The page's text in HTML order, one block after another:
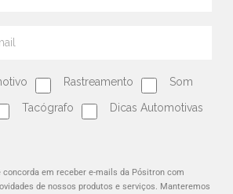
Rastreamento Som
Tacógrafo Dicas Automotivas
concorda em receber e-mails da Pósitron com
de nossos produtos e serviços. Manteremos